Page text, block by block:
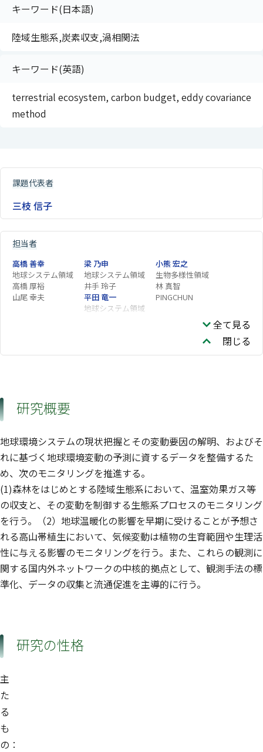
キーワード(日本語)
陸域生態系,炭素収支,渦相関法
キーワード(英語)
terrestrial ecosystem, carbon budget, eddy covariance
method
課題代表者
三枝 信子
担当者
高橋 善幸
地球システム領域
梁 乃申
地球システム領域
小熊 宏之
生物多様性領域
高橋 厚裕
井手 玲子
林 真智
山尾 幸夫
平田 竜一
地球システム領域
PINGCHUN
全て見る
閉じる
研究概要
地球環境システムの現状把握とその変動要因の解明、およびそ
れに基づく地球環境変動の予測に資するデータを整備するた
め、次のモニタリングを推進する。
(1)森林をはじめとする陸域生態系において、温室効果ガス等
の収支と、その変動を制御する生態系プロセスのモニタリング
を行う。（2）地球温暖化の影響を早期に受けることが予想さ
れる高山帯植生において、気候変動は植物の生育範囲や生理活
性に与える影響のモニタリングを行う。また、これらの観測に
関する国内外ネットワークの中核的拠点として、観測手法の標
準化、データの収集と流通促進を主導的に行う。
研究の性格
主
た
る
も
の：